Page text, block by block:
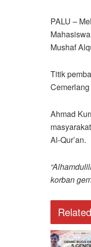
PALU –
Mushaf
Titik
Ahmad
Al-Qur’an.
korban